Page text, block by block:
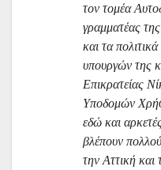
τον τομέα
γραμματέας
και τα
υπουργών της
Επικρατείας
Υποδομών
εδώ και
βλέπουν
την Αττική και